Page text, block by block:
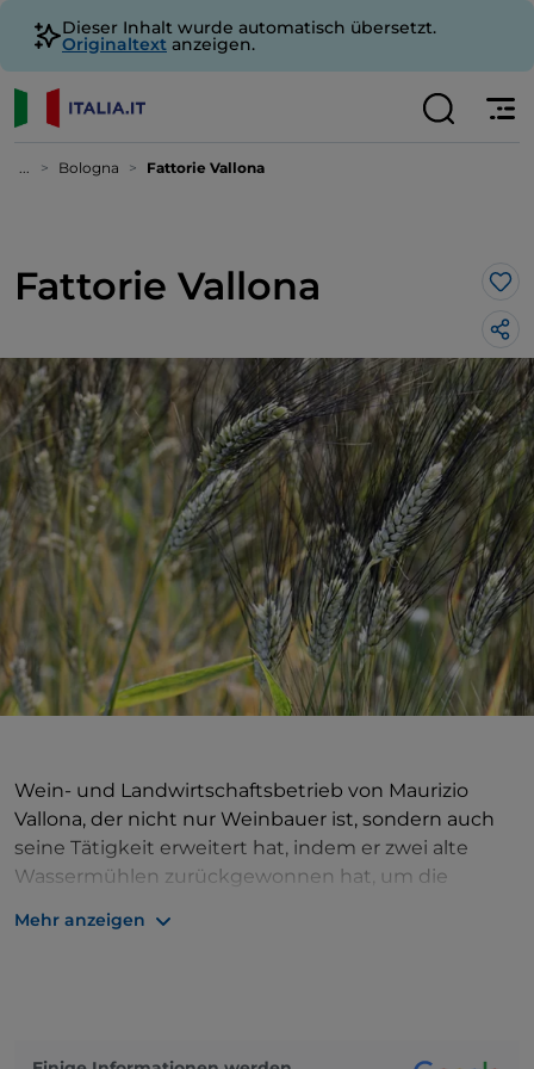
Dieser Inhalt wurde automatisch übersetzt.
Originaltext anzeigen.
... Bologna Fattorie Vallona
Fattorie Vallona
Wein- und Landwirtschaftsbetrieb von Maurizio
Vallona, der nicht nur Weinbauer ist, sondern auch
seine Tätigkeit erweitert hat, indem er zwei alte
Wassermühlen zurückgewonnen hat, um die
mahlen. In der Weinproduktion verschmilzt die
Mehr anzeigen